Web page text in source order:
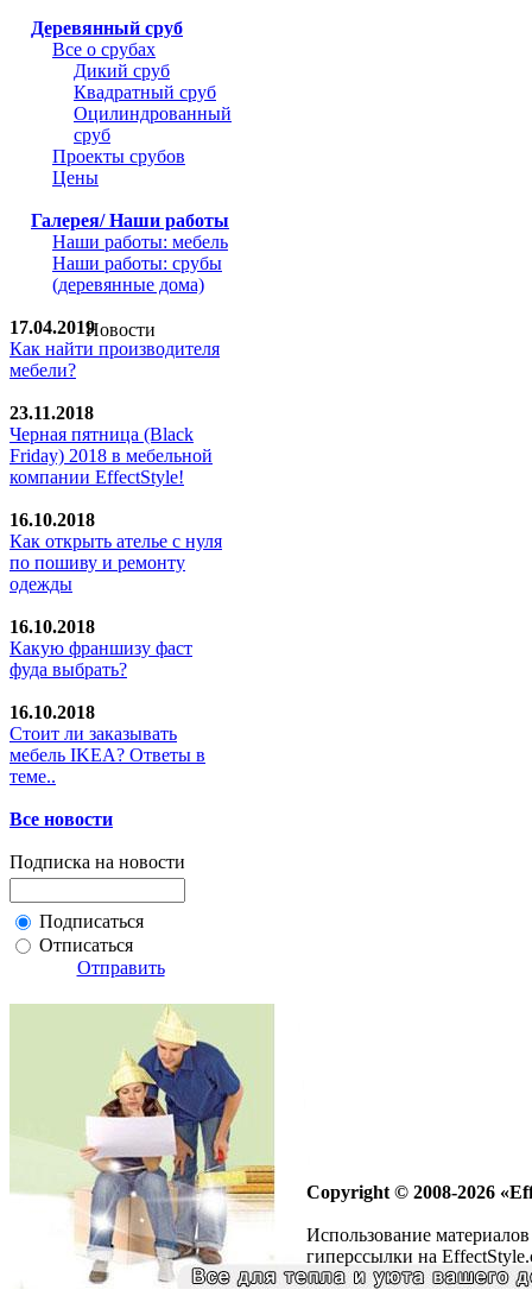
Деревянный сруб
Все о срубах
Дикий сруб
Квадратный сруб
Оцилиндрованный
сруб
Проекты срубов
Цены
Галерея/ Наши работы
Наши работы: мебель
Наши работы: срубы
(деревянные дома)
Новости
17.04.2019
Как найти производителя
мебели?
23.11.2018
Черная пятница (Black
Friday) 2018 в мебельной
компании EffectStyle!
16.10.2018
Как открыть ателье с нуля
по пошиву и ремонту
одежды
16.10.2018
Какую франшизу фаст
фуда выбрать?
16.10.2018
Стoит ли заказывать
мебель IKEA? Ответы в
теме..
Все новости
Подписка на новости
Подписаться
Отписаться
Отправить
Copyright © 2008-2026
Использование
гиперссылки на